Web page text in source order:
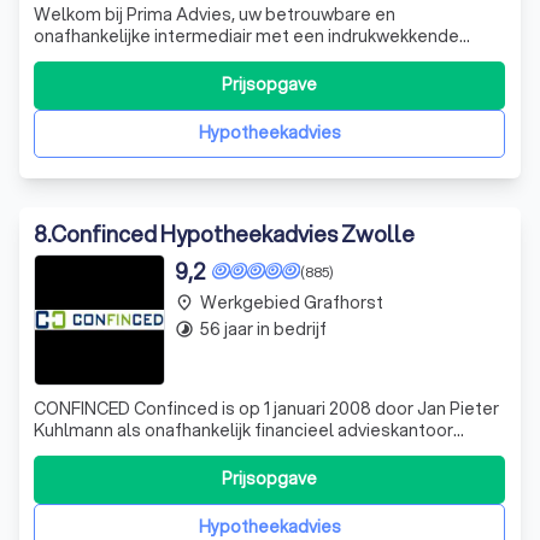
Welkom bij Prima Advies, uw betrouwbare en
onafhankelijke intermediair met een indrukwekkende
staat van dienst. Of het nu gaat om hypotheken,
verzekeringen of financieringen, wij staan altijd klaar om u
persoonlijk en deskundig te adviseren. Onze
onafhankelijkheid betekent dat we diverse producten b
Hypotheekadvies
Prijsopgave
8.Confinced Hypotheekadvies Zwolle
(885)
9,2
CONFINCED Confinced is op 1 januari 2008 door Jan Pieter
Kuhlmann als onafhankelijk financieel advieskantoor
opgericht. Na één jaar is Jan Wienen toegetreden en is de
onderneming omgezet naar een VOF. Jan Pieter
Kuhlmann is Hypothecair Planner, Erkend
Hypotheekadviseur. Jan Wienen is Erkend Hypot
Hypotheekadvies
Prijsopgave
place Werkgebied Grafhorst
timelapse 56 jaar in bedrijf